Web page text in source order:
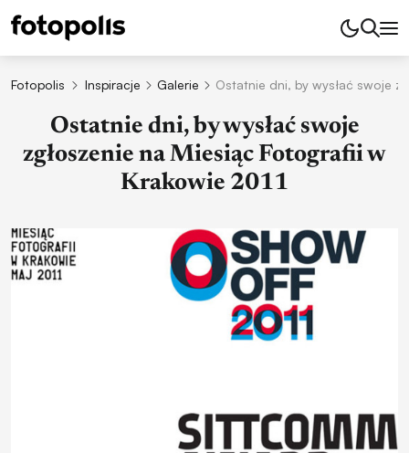
Fotopolis Inspiracje Galerie Ostatnie dni, by wysłać swoje
Ostatnie dni, by wysłać swoje
zgłoszenie na Miesiąc Fotografii w
Krakowie 2011